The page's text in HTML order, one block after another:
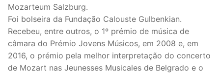
Mozarteum Salzburg.
Foi bolseira da Fundação Calouste Gulbenkian.
Recebeu, entre outros, o 1º prémio de música de
câmara do Prémio Jovens Músicos, em 2008 e, em
2016, o prémio pela melhor interpretação do concerto
de Mozart nas Jeunesses Musicales de Belgrado e o